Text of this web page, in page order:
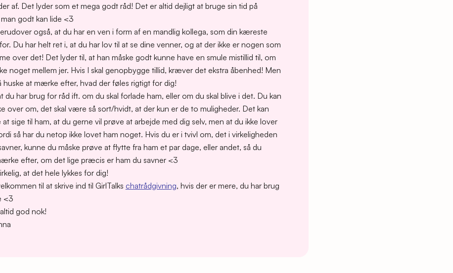
af. Det lyder som et mega godt råd! Det er altid dejligt at bruge sin tid på
godt kan lide <3
også, at du har en ven i form af en mandlig kollega, som din kæreste
Du har helt ret i, at du har lov til at se dine venner, og at der ikke er nogen som
over det! Det lyder til, at han måske godt kunne have en smule mistillid til, om
noget mellem jer. Hvis I skal genopbygge tillid, kræver det ekstra åbenhed! Men
huske at mærke efter, hvad der føles rigtigt for dig!
du har brug for råd ift. om du skal forlade ham, eller om du skal blive i det. Du kan
over om, det skal være så sort/hvidt, at der kun er de to muligheder. Det kan
sige til ham, at du gerne vil prøve at arbejde med dig selv, men at du ikke lover
så har du netop ikke lovet ham noget. Hvis du er i tvivl om, det i virkeligheden
kunne du måske prøve at flytte fra ham et par dage, eller andet, så du
efter, om det lige præcis er ham du savner <3
at det hele lykkes for dig!
til at skrive ind til GirlTalks chatrådgivning, hvis der er mere, du har brug
<3
god nok!